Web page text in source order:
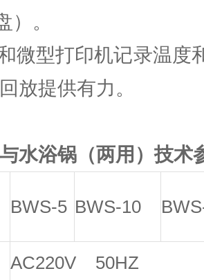
）。
微型打印机记录温度
放提供有力。
水浴锅（两用）技术
BWS-5 BWS-10
AC220V 50HZ